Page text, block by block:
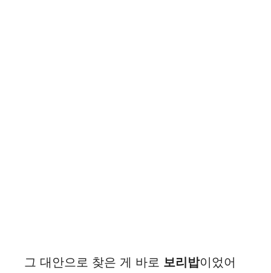
그 대안으로 찾은 게 바로 보리밥이었어